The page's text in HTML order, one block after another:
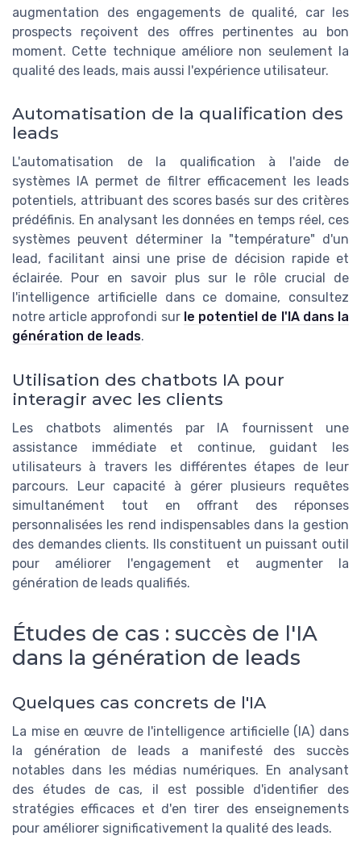
augmentation des engagements de qualité, car les
prospects reçoivent des offres pertinentes au bon
moment. Cette technique améliore non seulement la
qualité des leads, mais aussi l'expérience utilisateur.
Automatisation de la qualification des
leads
L'automatisation de la qualification à l'aide de
systèmes IA permet de filtrer efficacement les leads
potentiels, attribuant des scores basés sur des critères
prédéfinis. En analysant les données en temps réel, ces
systèmes peuvent déterminer la "température" d'un
lead, facilitant ainsi une prise de décision rapide et
éclairée. Pour en savoir plus sur le rôle crucial de
l'intelligence artificielle dans ce domaine, consultez
notre article approfondi sur le potentiel de l'IA dans la
génération de leads.
Utilisation des chatbots IA pour
interagir avec les clients
Les chatbots alimentés par IA fournissent une
assistance immédiate et continue, guidant les
utilisateurs à travers les différentes étapes de leur
parcours. Leur capacité à gérer plusieurs requêtes
simultanément tout en offrant des réponses
personnalisées les rend indispensables dans la gestion
des demandes clients. Ils constituent un puissant outil
pour améliorer l'engagement et augmenter la
génération de leads qualifiés.
Études de cas : succès de l'IA
dans la génération de leads
Quelques cas concrets de l'IA
La mise en œuvre de l'intelligence artificielle (IA) dans
la génération de leads a manifesté des succès
notables dans les médias numériques. En analysant
des études de cas, il est possible d'identifier des
stratégies efficaces et d'en tirer des enseignements
pour améliorer significativement la qualité des leads.